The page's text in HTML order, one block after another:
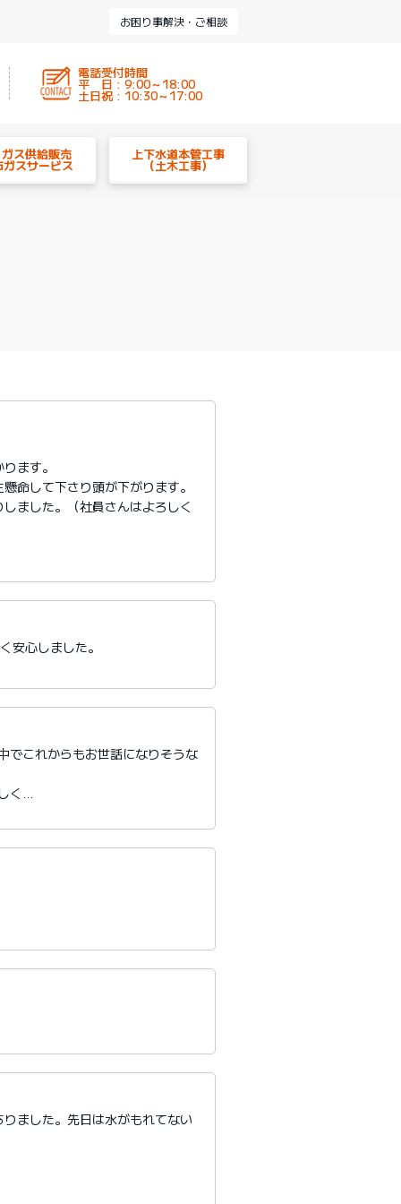
お困り事解決・ご相談
電話受付時間
平 日 : 9:00～18:00
土日祝 : 10:30～17:00
ス供給販売
ガスサービス
上下水道本管工事
（土木工事）
ます。
命して下さり頭が下がります。
ました。（社員さんはよろしく
安心しました。
でこれからもお世話になりそうな
く…
ました。先日は水がもれてない